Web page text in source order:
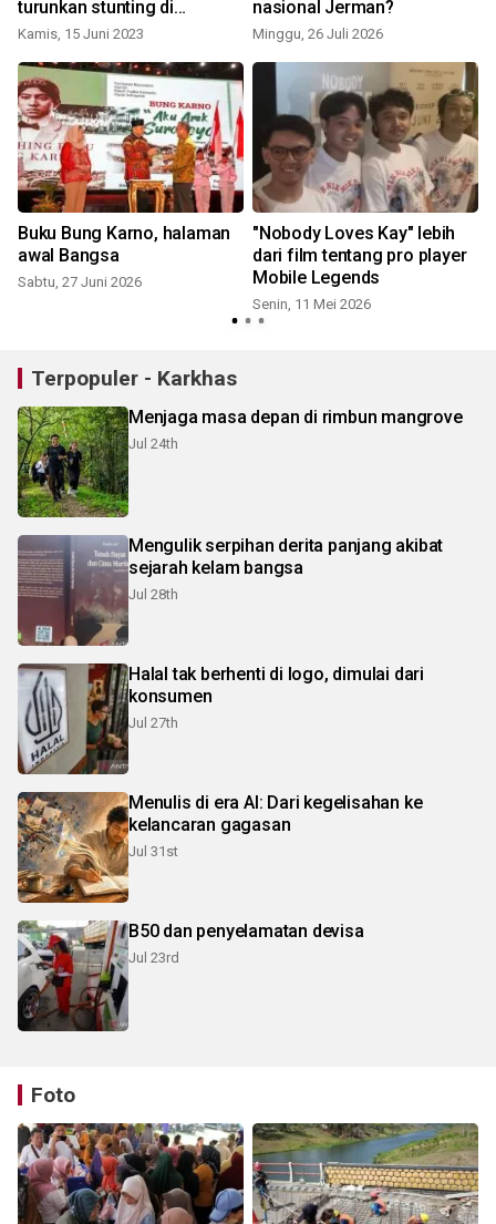
turunkan stunting di
Probolinggo
Kamis, 15 Juni 2023
nasional Jerman?
Minggu, 26 Juli 2026
Buku Bung Karno, halaman
awal Bangsa
Sabtu, 27 Juni 2026
"Nobody Loves Kay" lebih
dari film tentang pro player
Mobile Legends
Senin, 11 Mei 2026
Terpopuler - Karkhas
Menjaga masa depan di rimbun mangrove
Jul 24th
Mengulik serpihan derita panjang akibat
sejarah kelam bangsa
Jul 28th
Halal tak berhenti di logo, dimulai dari
konsumen
Jul 27th
Menulis di era AI: Dari kegelisahan ke
kelancaran gagasan
Jul 31st
B50 dan penyelamatan devisa
Jul 23rd
Foto